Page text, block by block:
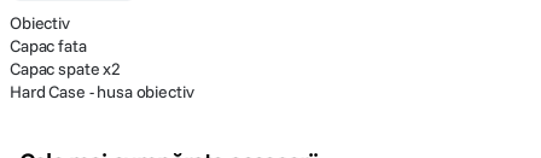
Obiectiv
Capac fata
Capac spate x2
Hard Case - husa obiectiv